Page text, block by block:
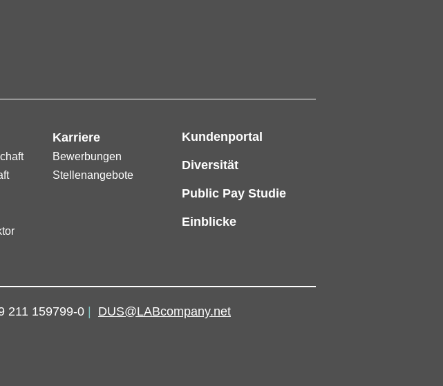
Karriere
Bewerbungen
Stellenangebote
Kundenportal
Diversität
Public Pay Studie
Einblicke
211 159799-0 | DUS@LABcompany.net